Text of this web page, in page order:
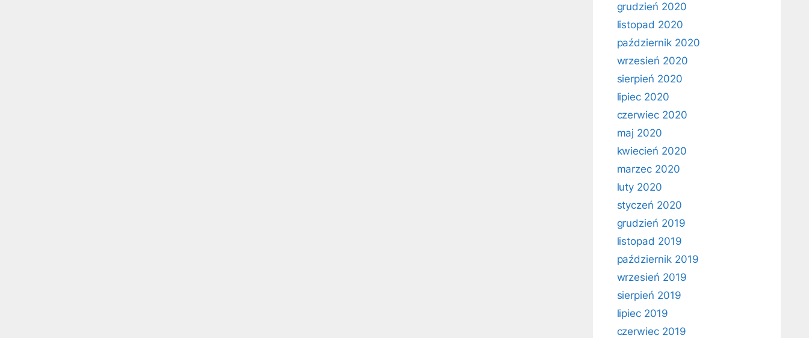
grudzień 2020
listopad 2020
październik 2020
wrzesień 2020
sierpień 2020
lipiec 2020
czerwiec 2020
maj 2020
kwiecień 2020
marzec 2020
luty 2020
styczeń 2020
grudzień 2019
listopad 2019
październik 2019
wrzesień 2019
sierpień 2019
lipiec 2019
czerwiec 2019